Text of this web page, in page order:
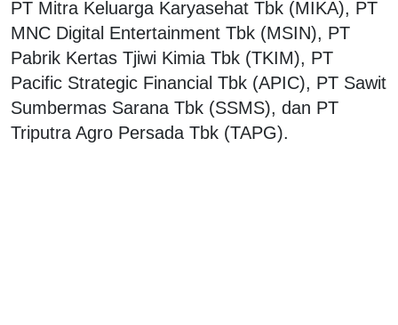
PT Mitra Keluarga Karyasehat Tbk (MIKA), PT
MNC Digital Entertainment Tbk (MSIN), PT
Pabrik Kertas Tjiwi Kimia Tbk (TKIM), PT
Pacific Strategic Financial Tbk (APIC), PT Sawit
Sumbermas Sarana Tbk (SSMS), dan PT
Triputra Agro Persada Tbk (TAPG).